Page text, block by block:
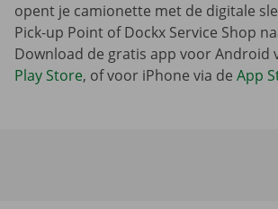
opent je camionette met de digitale
Pick-up Point of Dockx Service Shop
Download de gratis app voor Android
Play Store, of voor iPhone via de App